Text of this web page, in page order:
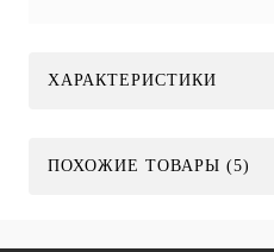
ХАРАКТЕРИСТИКИ
ПОХОЖИЕ ТОВАРЫ (5)